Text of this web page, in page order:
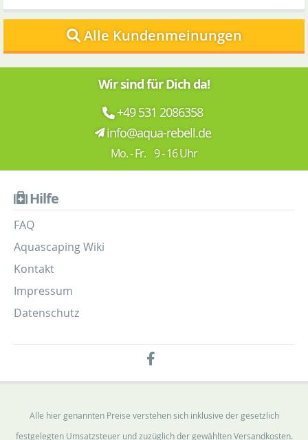
Alle Kundenmeinungen
Wir sind für Dich da!
+49 531 2086358
info@aqua-rebell.de
Mo. - Fr. 9 - 16 Uhr
Hilfe
FAQ
Aquascaping Wiki
Kontakt
Impressum
Datenschutz
Alle hier genannten Preise verstehen sich inklusive der gesetzlich
festgelegten Umsatzsteuer und zuzüglich der gewählten Versandkosten.